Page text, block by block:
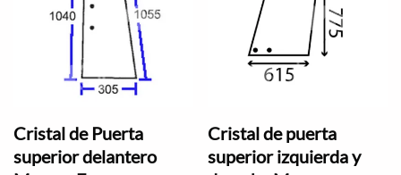
Cristal de Puerta
superior delantero
Cristal de puerta
superior izquierda y